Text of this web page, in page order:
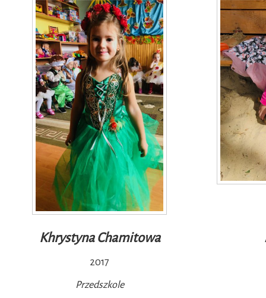
Khrystyna Chamitowa
2017
Przedszkole